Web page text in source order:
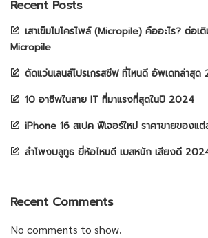
Recent Posts
เสาเข็มไมโครไพล์ (Micropile) คืออะไร? ต่อเ
Micropile
ตัดแว่นเลนส์โปรเกรสซีฟ ที่ไหนดี อัพเดทล่าสุ
10 อาชีพในสาย IT ที่มาแรงที่สุดในปี 2024
iPhone 16 สเปค ฟีเจอร์ใหม่ ราคาขายของแต่
ลำโพงบลูทูธ ยี่ห้อไหนดี เบสหนัก เสียงดี
Recent Comments
No comments to show.